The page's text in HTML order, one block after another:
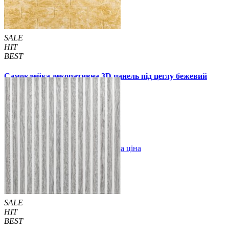
SALE
HIT
BEST
Самоклейка декоративна 3D панель під цеглу бежевий
мармур 700x770x2мм
55 грн. /шт 200 грн. /шт
Купити В закладки Оптова ціна
SALE
HIT
BEST